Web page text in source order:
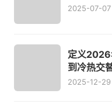
2025-07-07
定义2026
到冷热交
2025-12-